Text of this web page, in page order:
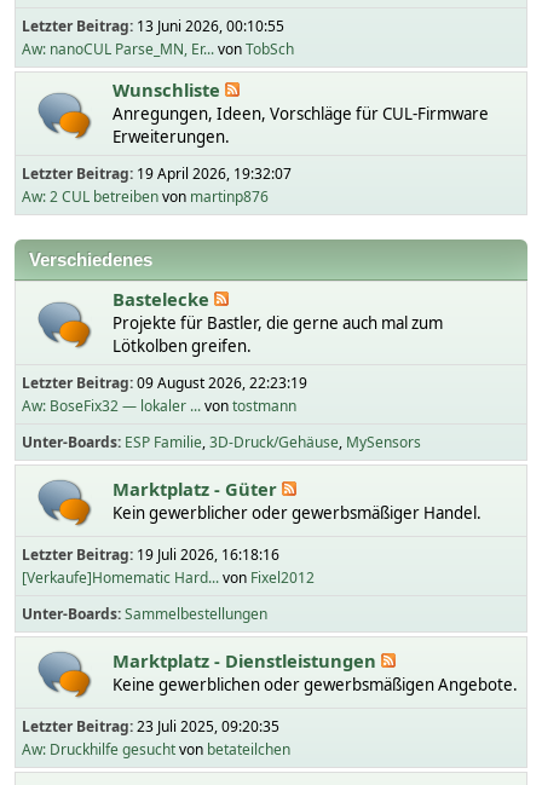
Letzter Beitrag: 13 Juni 2026, 00:10:55
Aw: nanoCUL Parse_MN, Er...vonTobSch
Wunschliste
Anregungen, Ideen, Vorschläge für CUL-Firmware
Erweiterungen.
Letzter Beitrag: 19 April 2026, 19:32:07
Aw: 2 CUL betreibenvon martinp876
Verschiedenes
Bastelecke
Projekte für Bastler, die gerne auch mal zum
Lötkolben greifen.
Letzter Beitrag:09 August 2026, 22:23:19
Aw: BoseFix32 — lokaler ...vontostmann
Unter-Boards ESP Familie 3D-Druck/Gehäuse MySensors
Marktplatz - Güter
Kein gewerblicher oder gewerbsmäßiger Handel.
Letzter Beitrag: 19 Juli 2026, 16:18:16
[Verkaufe]Homematic Hard...von Fixel2012
Unter-Boards Sammelbestellungen
Marktplatz - Dienstleistungen
Keine gewerblichen oder gewerbsmäßigen Angebote.
Letzter Beitrag:23 Juli 2025, 09:20:35
Aw: Druckhilfe gesuchtvon betateilchen